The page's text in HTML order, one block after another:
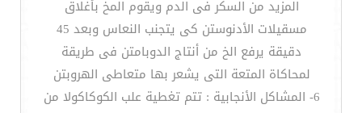
المزيد من السكر فى الدم ويقوم المخ بأغلاق
مسقيلات الأدنوستن كى يتجنب النعاس وبعد 45
دقيقة يرفع الخ من أنتاج الدوبامتن فى طريقة
لمحاكاة المتعة التى يشعر بها متعاطى الهروبتن
6- المشاكل الأنجابية : تتم تغطية علب الكوكاكولا من